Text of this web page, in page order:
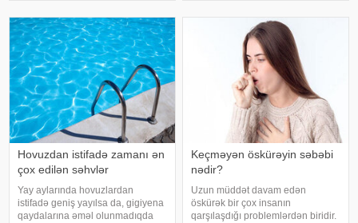
rəngdə olan üzüm sortlar
preslənmiş kətan toxumlarında
Hovuzdan istifadə zamanı ən
çox edilən səhvlər
Yay aylarında hovuzlardan
istifadə geniş yayılsa da, gigiyena
qaydalarına əməl olunmadıqda
Keçməyən öskürəyin səbəbi
nədir?
Uzun müddət davam edən
öskürək bir çox insanın
qarşılaşdığı problemlərdən biridir.